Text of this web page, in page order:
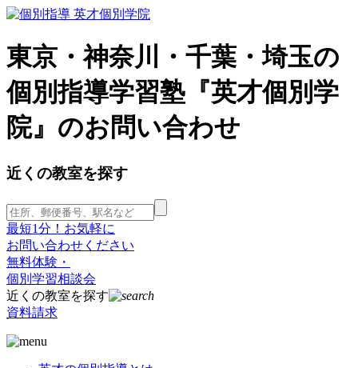
東京・神奈川・千葉・埼玉の
個別指導学習塾『英才個別学
院』のお問い合わせ
近くの教室を探す
最短1分！お気軽に
お問い合わせください
無料体験・
個別学習相談会
近くの教室を探す
資料請求